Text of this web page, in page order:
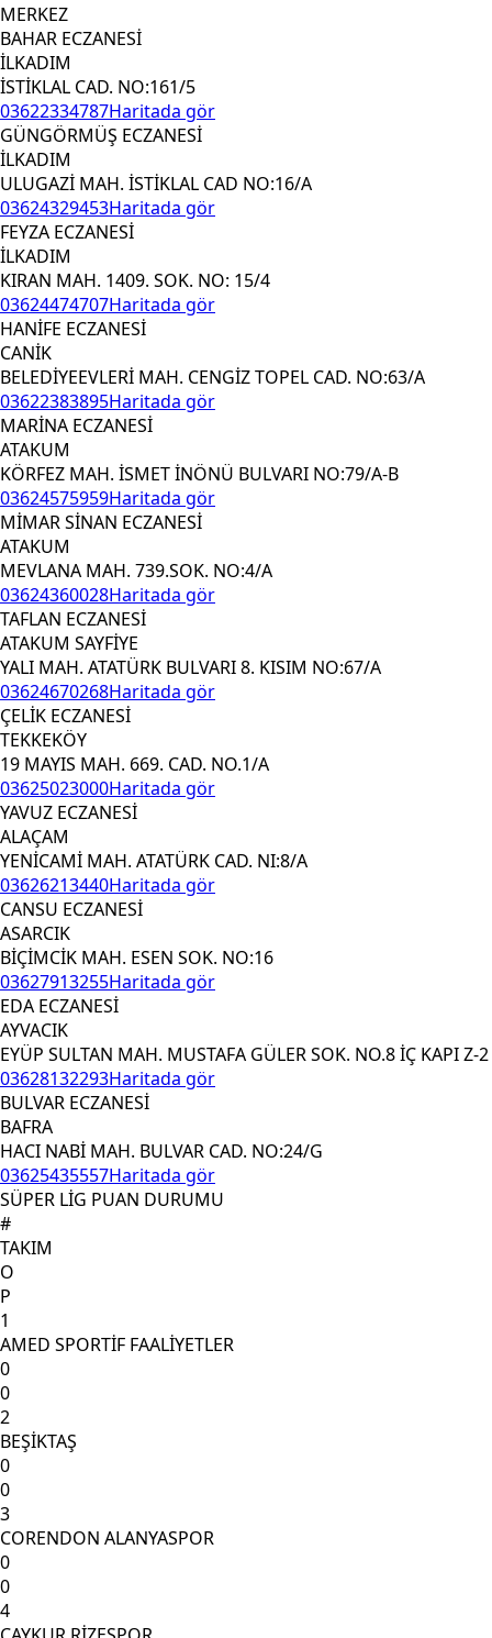
MERKEZ
BAHAR ECZANESİ
İLKADIM
İSTİKLAL CAD. NO:161/5
03622334787Haritada gör
GÜNGÖRMÜŞ ECZANESİ
İLKADIM
ULUGAZİ MAH. İSTİKLAL CAD NO:16/A
03624329453Haritada gör
FEYZA ECZANESİ
İLKADIM
KIRAN MAH. 1409. SOK. NO: 15/4
03624474707Haritada gör
HANİFE ECZANESİ
CANİK
BELEDİYEEVLERİ MAH. CENGİZ TOPEL CAD. NO:63/A
03622383895Haritada gör
MARİNA ECZANESİ
ATAKUM
KÖRFEZ MAH. İSMET İNÖNÜ BULVARI NO:79/A-B
03624575959Haritada gör
MİMAR SİNAN ECZANESİ
ATAKUM
MEVLANA MAH. 739.SOK. NO:4/A
03624360028Haritada gör
TAFLAN ECZANESİ
ATAKUM SAYFİYE
YALI MAH. ATATÜRK BULVARI 8. KISIM NO:67/A
03624670268Haritada gör
ÇELİK ECZANESİ
TEKKEKÖY
19 MAYIS MAH. 669. CAD. NO.1/A
03625023000Haritada gör
YAVUZ ECZANESİ
ALAÇAM
YENİCAMİ MAH. ATATÜRK CAD. NI:8/A
03626213440Haritada gör
CANSU ECZANESİ
ASARCIK
BİÇİMCİK MAH. ESEN SOK. NO:16
03627913255Haritada gör
EDA ECZANESİ
AYVACIK
EYÜP SULTAN MAH. MUSTAFA GÜLER SOK. NO.8 İÇ KAPI Z-2
03628132293Haritada gör
BULVAR ECZANESİ
BAFRA
HACI NABİ MAH. BULVAR CAD. NO:24/G
03625435557Haritada gör
SÜPER LİG PUAN DURUMU
#
TAKIM
O
P
1
AMED SPORTİF FAALİYETLER
0
0
2
BEŞİKTAŞ
0
0
3
CORENDON ALANYASPOR
0
0
4